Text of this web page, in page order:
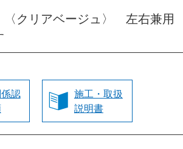
クリアベージュ〉 左右兼
認
施工・取扱
説明書